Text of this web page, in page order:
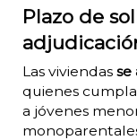
Plazo de
Las viviendas se
quienes
a jóvenes